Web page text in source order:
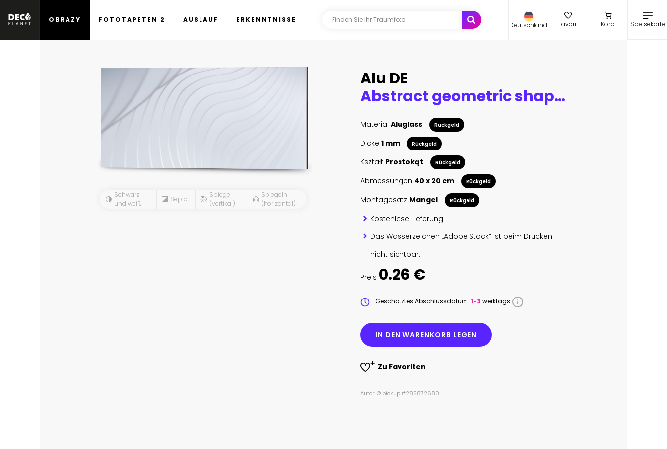
OBRAZY FOTOTAPETEN 2 AUSLAUF ERKENNTNISSE
Deutschland Favorit Korb Speisekarte
Schwarz
und weiß
Sepia
Spiegel
(vertikal)
Spiegeln
(horizontal)
Alu DE
Abstract geometric shape technology digital hi tech concept background. Space for your text
Material Aluglass Rückgeld
Dicke 1 mm Rückgeld
Kształt Prostokąt Rückgeld
Abmessungen 40 x 20 cm Rückgeld
Montagesatz Mangel Rückgeld
Kostenlose Lieferung.
Das Wasserzeichen „Adobe Stock“ ist beim Drucken
nicht sichtbar.
Preis 0.26 €
Geschätztes Abschlussdatum: 1-3 werktags
IN DEN WARENKORB LEGEN
Zu Favoriten
Autor: © pickup #285872680